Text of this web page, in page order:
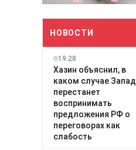
НОВОСТИ
19:28
Хазин объяснил, в
каком случае Запад
перестанет
воспринимать
предложения РФ о
переговорах как
слабость